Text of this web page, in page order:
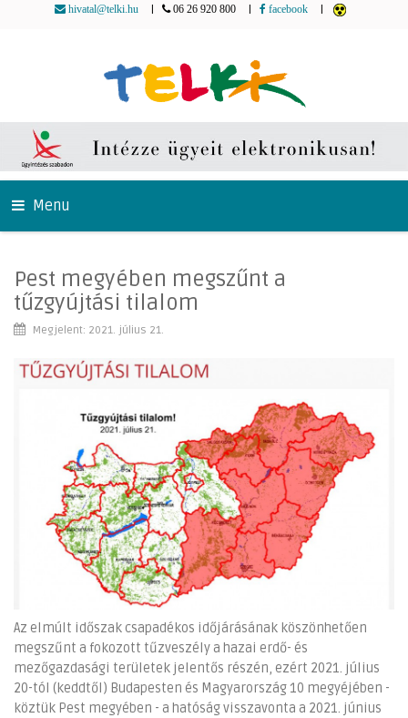
hivatal@telki.hu 06 26 920 800 facebook
Menu
Pest megyében megszűnt a
tűzgyújtási tilalom
Megjelent: 2021. július 21.
Az elmúlt időszak csapadékos időjárásának köszönhetően
megszűnt a fokozott tűzveszély a hazai erdő- és
mezőgazdasági területek jelentős részén, ezért 2021. július
20-tól (keddtől) Budapesten és Magyarország 10 megyéjében -
köztük Pest megyében - a hatóság visszavonta a 2021. június